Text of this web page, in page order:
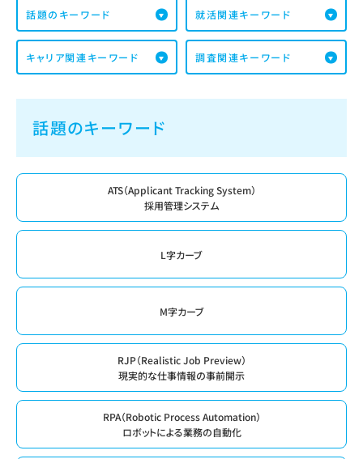
話題のキーワード 就活関連キーワード
キャリア関連キーワード 調査関連キーワード
話題のキーワード
ATS（Applicant Tracking System）
採用管理システム
L字カーブ
M字カーブ
RJP（Realistic Job Preview）
現実的な仕事情報の事前開示
RPA（Robotic Process Automation）
ロボットによる業務の自動化